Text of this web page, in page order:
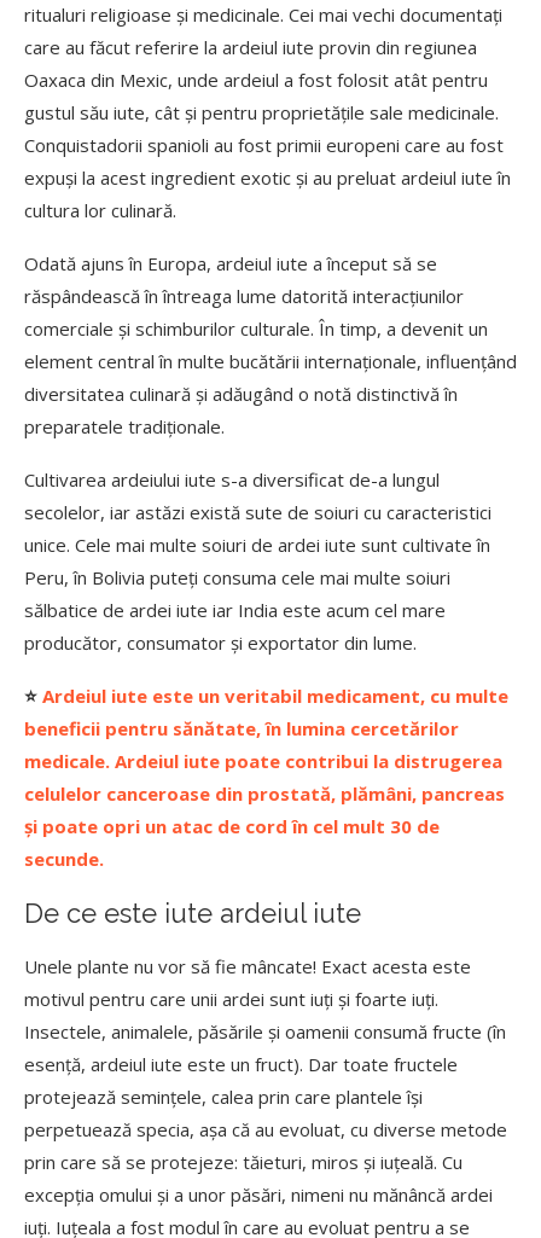
ritualuri religioase și medicinale. Cei mai vechi documentați
care au făcut referire la ardeiul iute provin din regiunea
Oaxaca din Mexic, unde ardeiul a fost folosit atât pentru
gustul său iute, cât și pentru proprietățile sale medicinale.
Conquistadorii spanioli au fost primii europeni care au fost
expuși la acest ingredient exotic și au preluat ardeiul iute în
cultura lor culinară.
Odată ajuns în Europa, ardeiul iute a început să se
răspândească în întreaga lume datorită interacțiunilor
comerciale și schimburilor culturale. În timp, a devenit un
element central în multe bucătării internaționale, influențând
diversitatea culinară și adăugând o notă distinctivă în
preparatele tradiționale.
Cultivarea ardeiului iute s-a diversificat de-a lungul
secolelor, iar astăzi există sute de soiuri cu caracteristici
unice. Cele mai multe soiuri de ardei iute sunt cultivate în
Peru, în Bolivia puteți consuma cele mai multe soiuri
sălbatice de ardei iute iar India este acum cel mare
producător, consumator și exportator din lume.
⭐ Ardeiul iute este un veritabil medicament, cu multe
beneficii pentru sănătate, în lumina cercetărilor
medicale. Ardeiul iute poate contribui la distrugerea
celulelor canceroase din prostată, plămâni, pancreas
și poate opri un atac de cord în cel mult 30 de
secunde.
De ce este iute ardeiul iute
Unele plante nu vor să fie mâncate! Exact acesta este
motivul pentru care unii ardei sunt iuți și foarte iuți.
Insectele, animalele, păsările și oamenii consumă fructe (în
esență, ardeiul iute este un fruct). Dar toate fructele
protejează semințele, calea prin care plantele își
perpetuează specia, așa că au evoluat, cu diverse metode
prin care să se protejeze: tăieturi, miros și iuțeală. Cu
excepția omului și a unor păsări, nimeni nu mănâncă ardei
iuți. Iuțeala a fost modul în care au evoluat pentru a se